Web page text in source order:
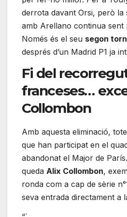
derrota davant Orsi, però la
amb Arellano continua sent
Només és el seu segon
després d’un Madrid P1 ja
Fi del
franceses…
Collombon
Amb aquesta eliminació,
que han participat en el
abandonat el Major de
queda Alix Collombon,
ronda com a cap de sèrie
seva entrada directament a